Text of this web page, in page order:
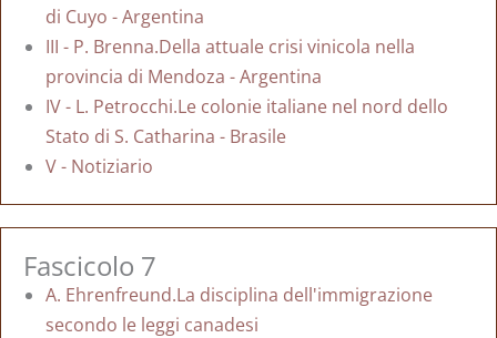
di Cuyo - Argentina
III - P. Brenna.Della attuale crisi vinicola nella
provincia di Mendoza - Argentina
IV - L. Petrocchi.Le colonie italiane nel nord dello
Stato di S. Catharina - Brasile
V - Notiziario
Fascicolo 7
A. Ehrenfreund.La disciplina dell'immigrazione
secondo le leggi canadesi